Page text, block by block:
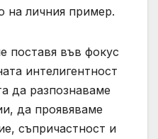
на личния пример.
поставя във фокус
интелигентност
да разпознаваме
да проявяваме
съпричастност и